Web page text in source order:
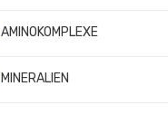
AMINOKOMPLEXE
MINERALIEN